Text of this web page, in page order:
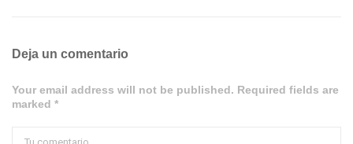
Deja un comentario
Your email address will not be published. Required fields are
marked *